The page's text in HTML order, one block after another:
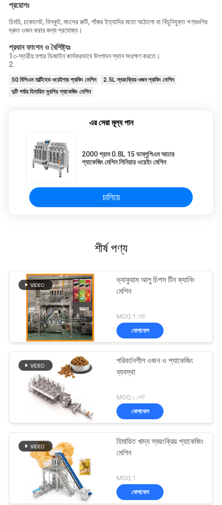
প্রয়োগঃ
চিমচি, চকোলেট, বিস্কুট, মাংসের রুটি, পাঁজর ইত্যাদির মতো আঠালো বা খিঁচুনিযুক্ত পণ্যগুলির
দ্রুত ওজন করার জন্য প্রযোজ্য।
প্রধান ফাংশন ও বৈশিষ্ট্যঃ
1৩-স্তরীয় হপার ডিজাইন কার্যকরভাবে উৎপাদন স্থান সংরক্ষণ করতে।
2.
50 বিপিএম মাল্টিহেড ওয়েইগার প্যাকিং মেশিন
2.5L স্বয়ংক্রিয় ওজন প্যাকিং মেশিন
দুটি পর্যায় হিমায়িত মুরগির প্যাকেজিং মেশিন
এর সেরা মূল্য পান
2000 গ্রাম 0.8L 15 ডাব্লুপিএম আচার
প্যাকেজিং মেশিন লিনিয়ার ওয়েইং মেশিন
চালিয়ে
শীর্ষ পণ্য
ভ্যাকুয়াম আলু চিপস টিন ক্যানিং
মেশিন
MOQ:1 সেট
যোগাযোগ
পরিবর্তনশীল ওজন ও প্যাকেজিং
ব্যবস্থা
MOQ:১ সেট
যোগাযোগ
হিমায়িত খাদ্য স্বয়ংক্রিয় প্যাকেজিং
মেশিন
MOQ:1
যোগাযোগ